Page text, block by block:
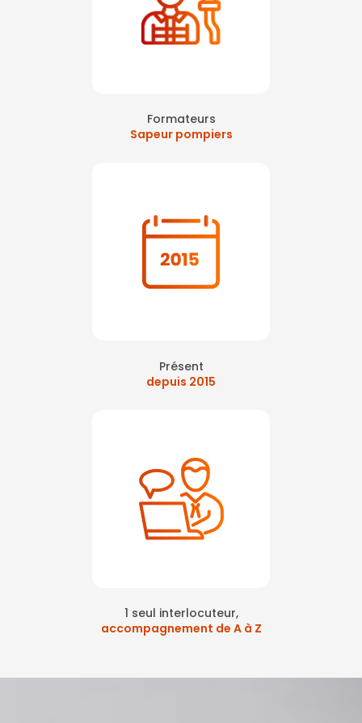
Formateurs
Sapeur pompiers
Présent
depuis 2015
1 seul interlocuteur,
accompagnement de A à Z